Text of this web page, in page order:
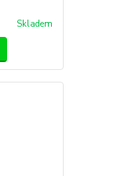
Skladem